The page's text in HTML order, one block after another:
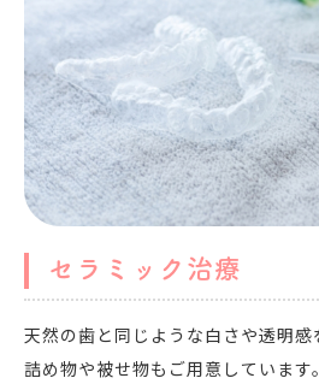
セラミック治療
天然の歯と同じような白さや透明
詰め物や被せ物もご用意していま